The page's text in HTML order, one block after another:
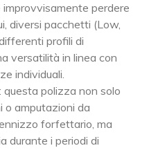
perdere
diversi pacchetti (Low,
profili di
versatilità in linea con
individuali.
: questa polizza non solo
o amputazioni da
forfettario, ma
durante i periodi di